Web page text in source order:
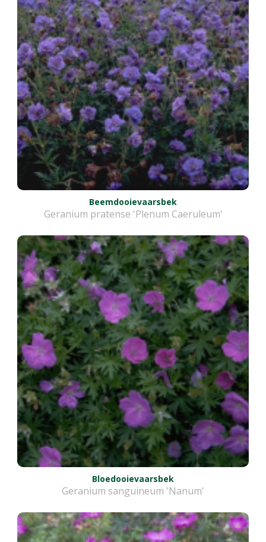
Beemdooievaarsbek
Geranium pratense 'Plenum Caeruleum'
Bloedooievaarsbek
Geranium sanguineum 'Nanum'